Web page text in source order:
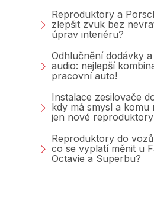
Reproduktory a
zlepšit zvuk bez
úprav interiéru?
Odhlučnění dodávky
audio: nejlepší
pracovní auto!
Instalace zesilovače
kdy má smysl a komu
jen nové
Reproduktory do
co se vyplatí měnit u
Octavie a Superbu?